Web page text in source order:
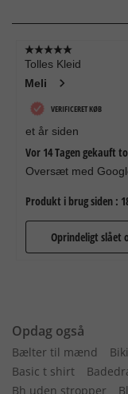
Opdag også
Bælter til mænd
Basic t shirt
Bh uden stropper